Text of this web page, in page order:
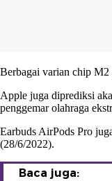
Berbagai varian chip
Apple juga diprediksi
penggemar olahraga
Earbuds AirPods Pro
(28/6/2022).
Baca juga: